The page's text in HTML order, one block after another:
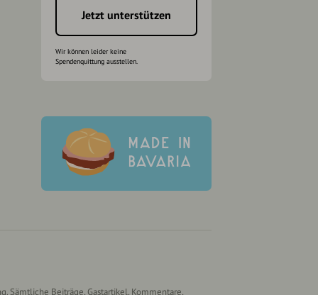
Jetzt unterstützen
Wir können leider keine
Spendenquittung ausstellen.
Beiträge, Gastartikel, Kommentare,